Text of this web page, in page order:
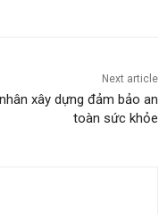
Next article
xây dựng đảm bảo an
toàn sức khỏe